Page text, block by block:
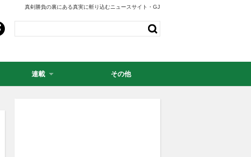
真剣勝負の裏にある真実に斬り込むニュースサイト・GJ
連載 その他